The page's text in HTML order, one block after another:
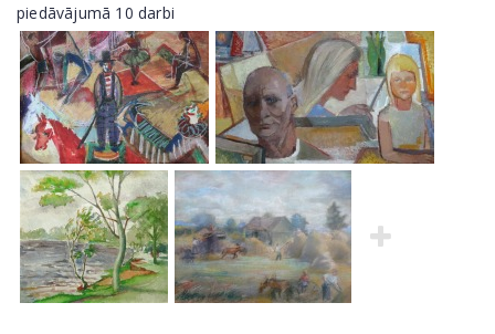
piedāvājumā 10 darbi